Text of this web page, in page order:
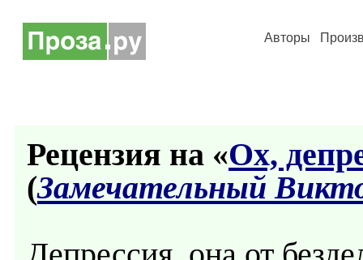
Авторы
Рецензия на «Ох,
(Замечательный